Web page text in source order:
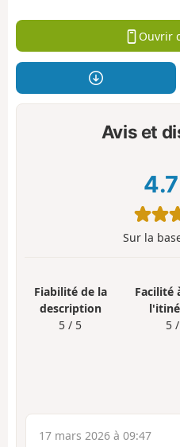
Ouvrir
Avis et
4.7
Sur la
Fiabilité de la
description
5 / 5
Facilité
5
17 mars 2026 à 09:47